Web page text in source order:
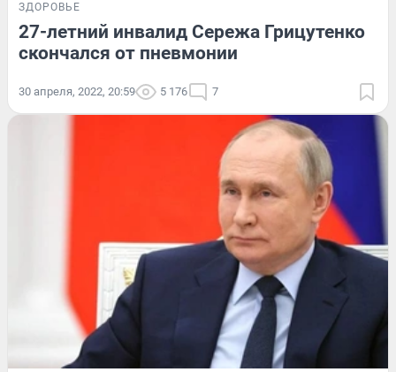
ЗДОРОВЬЕ
27-летний инвалид Сережа Грицутенко
скончался от пневмонии
30 апреля, 2022, 20:59 5 176 7